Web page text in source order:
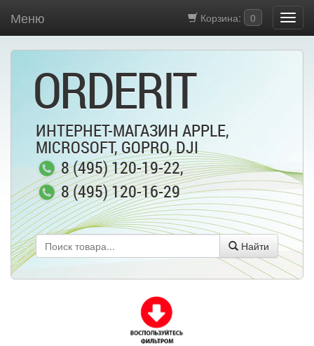
Корзина: 0
Меню
ORDERIT
ИНТЕРНЕТ-МАГАЗИН APPLE,
MICROSOFT, GOPRO, DJI
8 (495) 120-19-22,
8 (495) 120-16-29
Найти